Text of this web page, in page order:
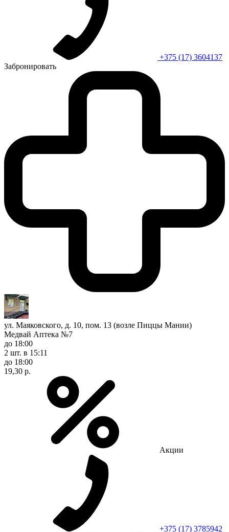
+375 (17) 3604137
Забронировать
ул. Маяковского, д. 10, пом. 13 (возле Пиццы Мании)
Медвай Аптека №7
до 18:00
2 шт. в 15:11
до 18:00
19,30 р.
Акции
+375 (17) 3785942